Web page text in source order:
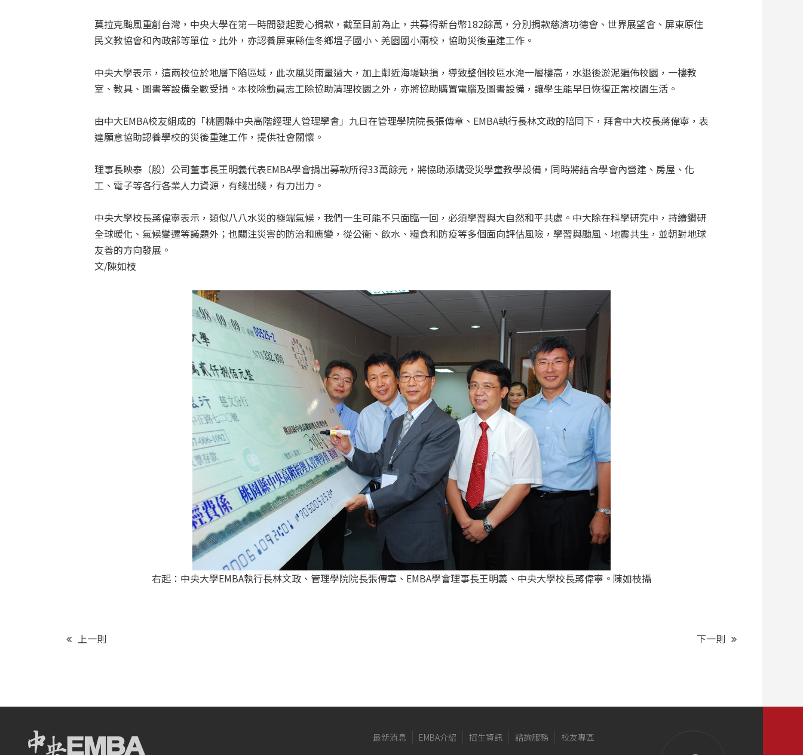
莫拉克颱風重創台灣，中央大學在第一時間發起愛心捐款，截至目前為止，共募得新台幣182餘萬，分別捐款慈濟功德會、世界展望會、屏東原住
民文教協會和內政部等單位。此外，亦認養屏東縣佳冬鄉塭子國小、羌園國小兩校，協助災後重建工作。
中央大學表示，這兩校位於地層下陷區域，此次風災雨量過大，加上鄰近海堤缺損，導致整個校區水淹一層樓高，水退後淤泥遍佈校園，一樓教
室、教具、圖書等設備全數受損。本校除動員志工除協助清理校園之外，亦將協助購置電腦及圖書設備，讓學生能早日恢復正常校園生活。
由中大EMBA校友組成的「桃園縣中央高階經理人管理學會」九日在管理學院院長張傳章、EMBA執行長林文政的陪同下，拜會中大校長蔣偉寧，表
達願意協助認養學校的災後重建工作，提供社會關懷。
理事長映泰（股）公司董事長王明義代表EMBA學會捐出募款所得33萬餘元，將協助添購受災學童教學設備，同時將結合學會內營建、房屋、化
工、電子等各行各業人力資源，有錢出錢，有力出力。
中央大學校長蔣偉寧表示，類似八八水災的極端氣候，我們一生可能不只面臨一回，必須學習與大自然和平共處。中大除在科學研究中，持續鑽研
全球暖化、氣候變遷等議題外；也關注災害的防治和應變，從公衛、飲水、糧食和防疫等多個面向評估風險，學習與颱風、地震共生，並朝對地球
友善的方向發展。
文/陳如枝
右起：中央大學EMBA執行長林文政、管理學院院長張傳章、EMBA學會理事長王明義、中央大學校長蔣偉寧。陳如枝攝
上一則 下一則
最新消息 EMBA介紹 招生資訊 諮詢服務 校友專區